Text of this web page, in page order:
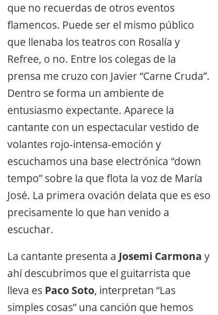
que no recuerdas de otros eventos
flamencos. Puede ser el mismo público
que llenaba los teatros con Rosalía y
Refree, o no. Entre los colegas de la
prensa me cruzo con Javier “Carne Cruda”.
Dentro se forma un ambiente de
entusiasmo expectante. Aparece la
cantante con un espectacular vestido de
volantes rojo-intensa-emoción y
escuchamos una base electrónica “down
tempo” sobre la que flota la voz de María
José. La primera ovación delata que es eso
precisamente lo que han venido a
escuchar.
La cantante presenta a Josemi Carmona y
ahí descubrimos que el guitarrista que
lleva es Paco Soto, interpretan “Las
simples cosas” una canción que hemos